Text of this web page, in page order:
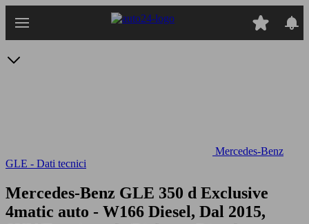
Mercedes-Benz
GLE - Dati tecnici
Mercedes-Benz GLE 350 d Exclusive
4matic auto - W166 Diesel, Dal 2015,